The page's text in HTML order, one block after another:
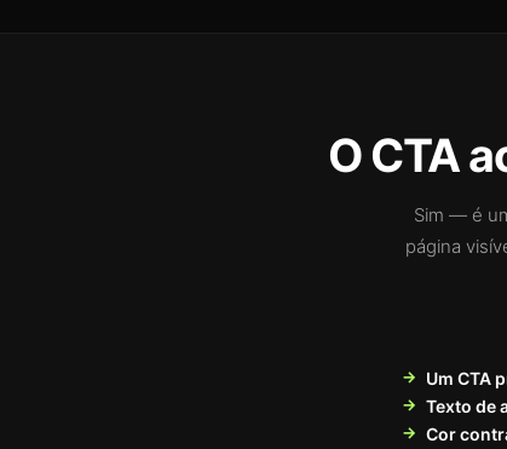
O CTA
Sim — é
página
Um CTA
Texto de
Cor